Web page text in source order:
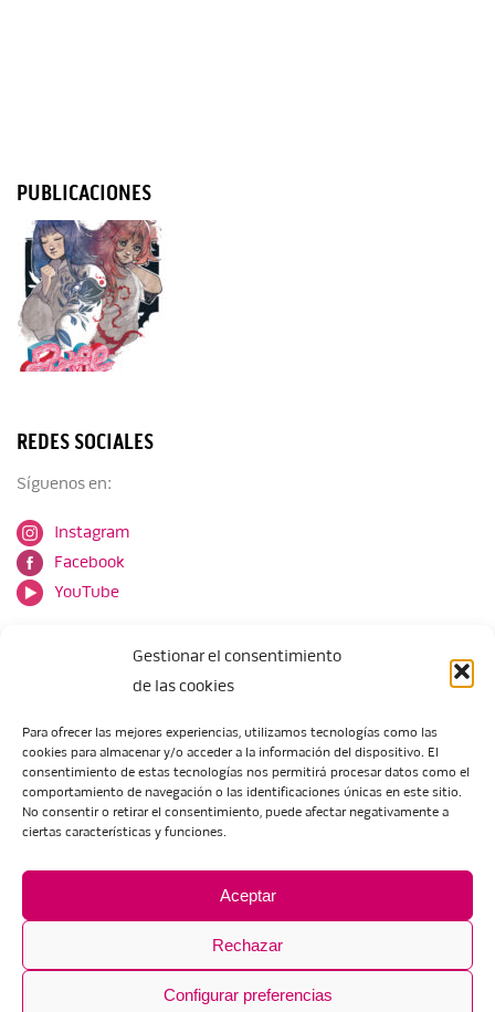
Gestionar el consentimiento
de las cookies
Para ofrecer las mejores experiencias, utilizamos tecnologías como las
cookies para almacenar y/o acceder a la información del dispositivo. El
consentimiento de estas tecnologías nos permitirá procesar datos como el
comportamiento de navegación o las identificaciones únicas en este sitio.
No consentir o retirar el consentimiento, puede afectar negativamente a
ciertas características y funciones.
Aceptar
Rechazar
Configurar preferencias
PUBLICACIONES
REDES SOCIALES
Síguenos en:
Instagram
Facebook
YouTube
Escuela de Arte de Zaragoza
María Zambrano, 5
50018 Zaragoza
eartezaragoza@educa.aragon.es